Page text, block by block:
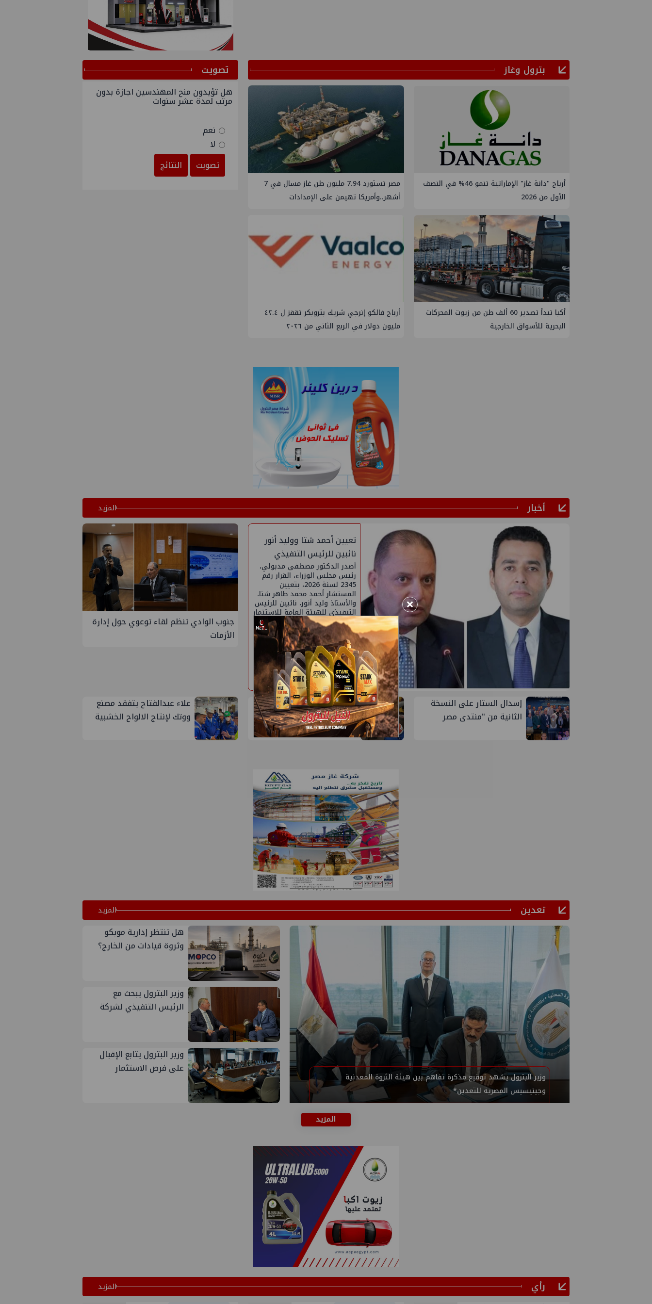
بترول وغاز
أرباح "دانة غاز" الإماراتية تنمو 46% في النصف
الأول من 2026
مصر تستورد 7.94 مليون طن غاز مسال في 7
أشهر..وأمريكا تهيمن على الإمدادات
أكبا تبدأ تصدير 60 ألف طن من زيوت المحركات
البحرية للأسواق الخارجية
أرباح فالكو إنرجي شريك بتروبكر تقفز ل ٤٢.٤
مليون دولار في الربع الثاني من ٢٠٢٦
ﺗﺼﻮﻳﺖ
هل تؤيدون منح المهندسين اجازة بدون
مرتب لمدة عشر سنوات
نعم
لا
تصويت
النتائج
أخبار المزيد
تعيين أحمد شتا ووليد أنور
نائبين للرئيس التنفيذي
للهيئة
أصدر الدكتور مصطفى مدبولي،
رئيس مجلس الوزراء، القرار رقم
2345 لسنة 2026، بتعيين
المستشار أحمد محمد طاهر شتا،
والأستاذ وليد أنور، نائبين للرئيس
التنفيذي للهيئة العامة للاستثمار
والمناطق الحرة. ويحمل المستشار
شتا درجة الماجستير في القانون
العام، ودبلوم الدراسات العليا في
الاقتصاد والمالية العامة، ودبلوم
جنوب الوادي تنظم لقاء توعوي حول إدارة
الأزمات
إسدال الستار على النسخة
الثانية من "منتدى مصر
PMS تنهي أعمال إنزال
الخطوط البحرية الثلاث
بمشروع المرحلة الرابعة
سيناء للبترول
علاء عبدالفتاح يتفقد مصنع
ووتك لإنتاج الالواح الخشبية
تعدين المزيد
وزير البترول يشهد توقيع مذكرة تفاهم بين هيئة الثروة المعدنية
وجينيسيس المصرية للتعدين*
هل تنتظر إدارية موبكو
وثروة قيادات من الخارج؟
وزير البترول يبحث مع
الرئيس التنفيذي لشركة
التعدينية وتعظيم القيمة
المضافة للفوسفات
وزير البترول يتابع الإقبال
على فرص الاستثمار
المزيد
رأي
المزيد
×